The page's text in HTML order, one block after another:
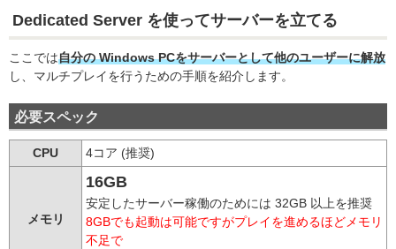
Dedicated Server を使ってサーバーを立てる
ここでは自分の Windows PCをサーバーとして他のユーザーに解放
し、マルチプレイを行うための手順を紹介します。
必要スペック
CPU 4コア (推奨)
メモリ
16GB
安定したサーバー稼働のためには 32GB 以上を推奨
8GBでも起動は可能ですがプレイを進めるほどメモリ
不足で